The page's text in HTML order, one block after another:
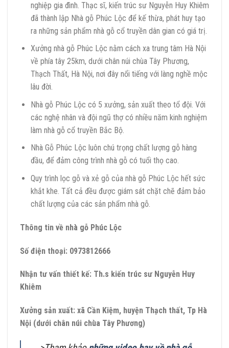
nghiệp gia đình. Thạc sĩ, kiến trúc sư Nguyễn Huy Khiêm
đã thành lập Nhà gỗ Phúc Lộc để kế thừa, phát huy tạo
ra những sản phẩm nhà gỗ cổ truyền dân gian có giá trị.
Xưởng nhà gỗ Phúc Lộc nằm cách xa trung tâm Hà Nội
về phía tây 25km, dưới chân núi chùa Tây Phương,
Thạch Thất, Hà Nội, nơi đây nổi tiếng với làng nghề mộc
lâu đời.
Nhà gỗ Phúc Lộc có 5 xưởng, sản xuất theo tổ đội. Với
các nghệ nhân và đội ngũ thợ có nhiều năm kinh nghiệm
làm nhà gỗ cổ truyền Bắc Bộ.
Nhà Gỗ Phúc Lộc luôn chú trọng chất lượng gỗ hàng
đầu, để đảm công trình nhà gỗ có tuổi thọ cao.
Quy trình lọc gỗ và xẻ gỗ của nhà gỗ Phúc Lộc hết sức
khắt khe. Tất cả đều được giám sát chặt chẽ đảm bảo
chất lượng của các sản phẩm nhà gỗ.
Thông tin về nhà gỗ Phúc Lộc
Số điện thoại: 0973812666
Nhận tư vấn thiết kế: Th.s kiến trúc sư Nguyễn Huy
Khiêm
Xưởng sản xuất: xã Cần Kiệm, huyện Thạch thất, Tp Hà
Nội (dưới chân núi chùa Tây Phương)